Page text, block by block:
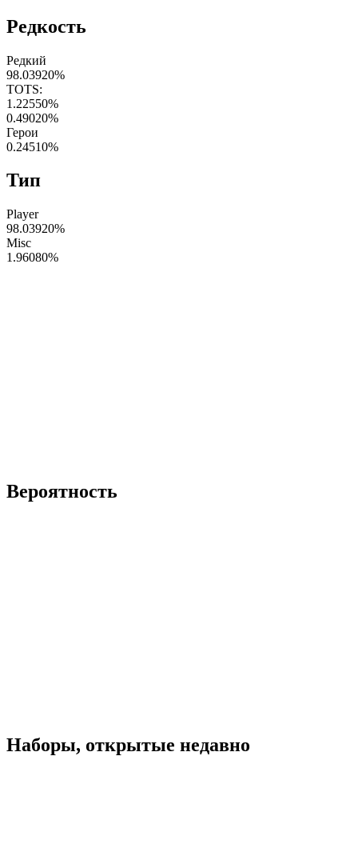
Редкость
Редкий
98.03920%
TOTS:
1.22550%
0.49020%
Герои
0.24510%
Тип
Player
98.03920%
Misc
1.96080%
Вероятность
Наборы, открытые недавно